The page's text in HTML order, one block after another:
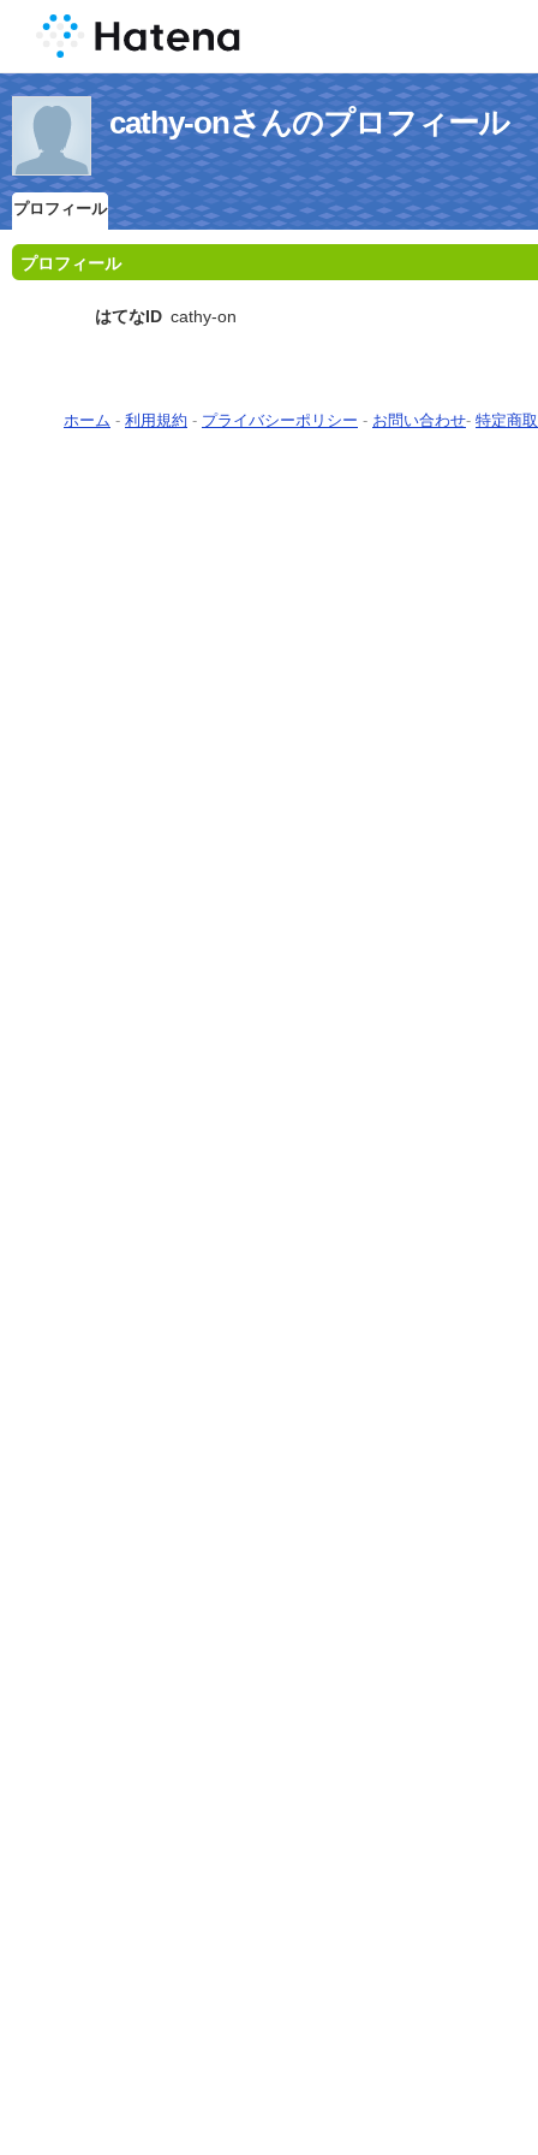
cathy-onさんのプロフィール
プロフィール
プロフィール
はてなID cathy-on
ホーム - 利用規約 - プライバシーポリシー - お問い合わせ- 特定商